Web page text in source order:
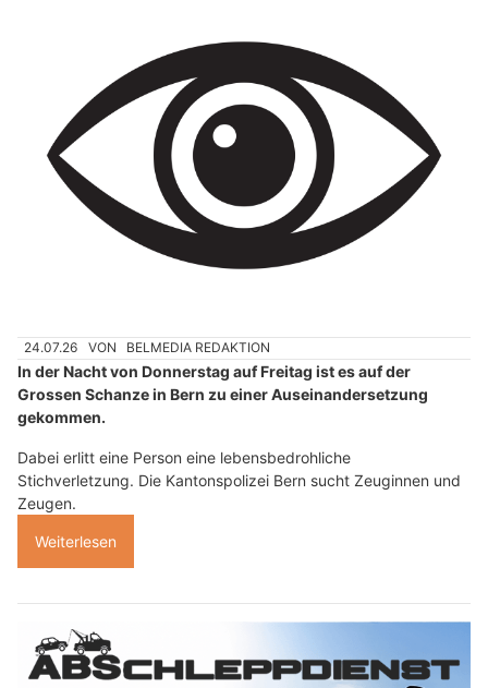
24.07.26 VON BELMEDIA REDAKTION
In der Nacht von Donnerstag auf Freitag ist es auf der
Grossen Schanze in Bern zu einer Auseinandersetzung
gekommen.
Dabei erlitt eine Person eine lebensbedrohliche
Stichverletzung. Die Kantonspolizei Bern sucht Zeuginnen und
Zeugen.
Weiterlesen